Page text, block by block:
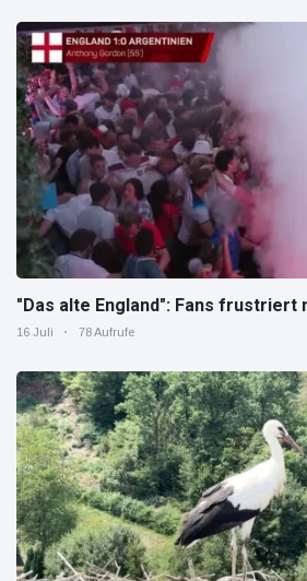
"Das alte England": Fans frustriert
16 Juli 78 Aufrufe